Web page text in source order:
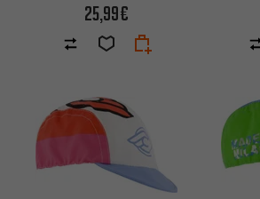
25,99€